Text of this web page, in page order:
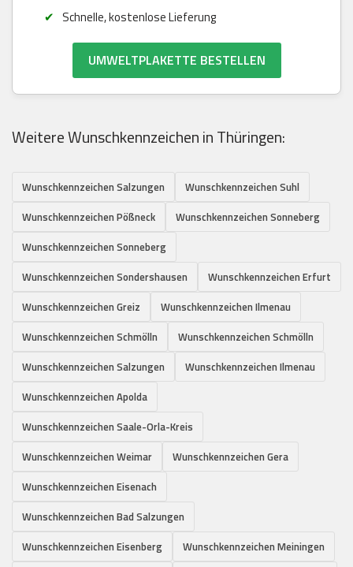
Schnelle, kostenlose Lieferung
UMWELTPLAKETTE BESTELLEN
Weitere Wunschkennzeichen in Thüringen:
Wunschkennzeichen Salzungen
Wunschkennzeichen Suhl
Wunschkennzeichen Pößneck
Wunschkennzeichen Sonneberg
Wunschkennzeichen Sonneberg
Wunschkennzeichen Sondershausen
Wunschkennzeichen Erfurt
Wunschkennzeichen Greiz
Wunschkennzeichen Ilmenau
Wunschkennzeichen Schmölln
Wunschkennzeichen Schmölln
Wunschkennzeichen Salzungen
Wunschkennzeichen Ilmenau
Wunschkennzeichen Apolda
Wunschkennzeichen Saale-Orla-Kreis
Wunschkennzeichen Weimar
Wunschkennzeichen Gera
Wunschkennzeichen Eisenach
Wunschkennzeichen Bad Salzungen
Wunschkennzeichen Eisenberg
Wunschkennzeichen Meiningen